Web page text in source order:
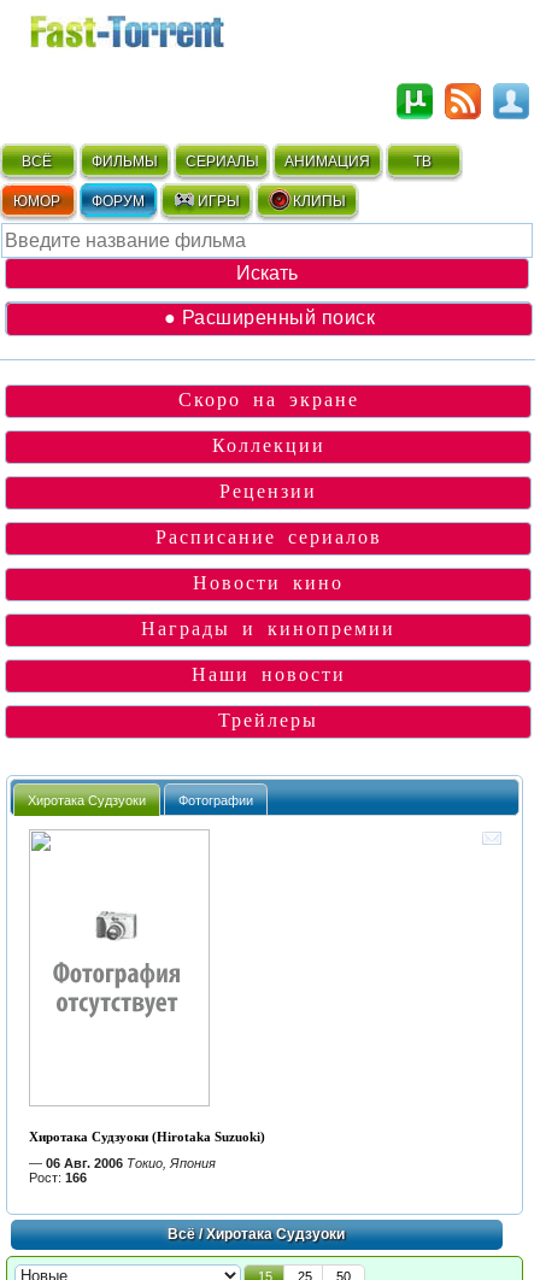
ВСЁ ФИЛЬМЫ СЕРИАЛЫ АНИМАЦИЯ ТВ
ЮМОР ФОРУМ ИГРЫ КЛИПЫ
● Расширенный поиск
Скоро на экране
Коллекции
Рецензии
Расписание сериалов
Новости кино
Награды и кинопремии
Наши новости
Трейлеры
Хиротака Судзуоки Фотографии
Хиротака Судзуоки (Hirotaka Suzuoki)
— 06 Авг. 2006 Токио, Япония
Рост: 166
Всё/ Хиротака Судзуоки
15 25
50